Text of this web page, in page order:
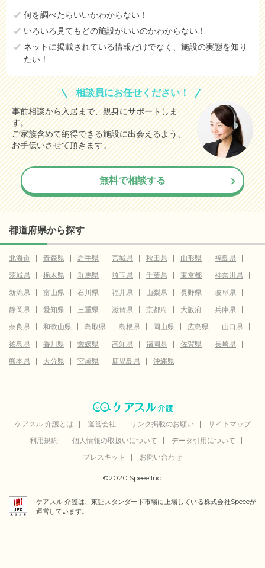
何を調べたらいいかわからない！
いろいろ見てもどの施設がいいのかわからない！
ネットに掲載されている情報だけでなく、施設の実態を知り
たい！
相談員にお任せください！
事前相談から入居まで、親身にサポートしま
す。
ご家族含めて納得できる施設に出会えるよう、
お手伝いさせて頂きます。
無料で相談する
都道府県から探す
北海道 青森県 岩手県 宮城県 秋田県 山形県
福島県
茨城県
栃木県 群馬県 埼玉県 千葉県 東京都
神奈川県
新潟県
富山県 石川県 福井県 山梨県 長野県
岐阜県
静岡県
愛知県 三重県 滋賀県 京都府 大阪府
兵庫県
奈良県
和歌山県 鳥取県 島根県 岡山県 広島県
山口県
徳島県
香川県 愛媛県 高知県 福岡県 佐賀県
長崎県
熊本県
大分県 宮崎県 鹿児島県 沖縄県
ケアスル 介護とは 運営会社 リンク掲載のお願い
サイトマップ
利用規約
個人情報の取扱いについて
データ引用について
プレスキット
お問い合わせ
©2020 Speee Inc.
ケアスル 介護は、東証スタンダード市場に上場している株式会社Speeeが
運営しています。